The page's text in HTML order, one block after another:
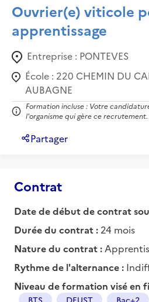
Ouvrier(e) viticole
apprentissage
Entreprise : PONTEVES
École : 220 CHEMIN DU
AUBAGNE
Formation incluse : Votre
l'organisme qui gère ce recrutement.
Partager
Contrat
Date de début de contrat
Durée du contrat : 24 mois
Nature du contrat :
Rythme de l'alternance :
Niveau de formation visé en
BTS DEUST Bac+2